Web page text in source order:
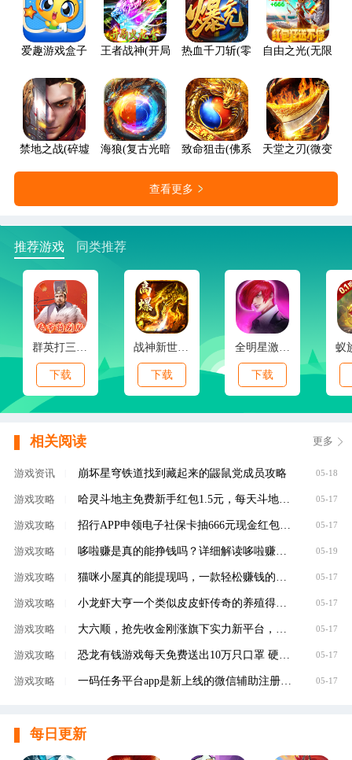
爱趣游戏盒子 王者战神(开局火龙套)热血千刀斩(零氪送赞爆充)
自由之光(无限红
禁地之战(碎墟诸天沉默)海狼(复古光暗福利版)致命狙击(佛系打金养老传奇)
天堂之刃(微变攻
查看更多
推荐游戏 同类推荐
下载
战神新世纪(免赞沉默开荒)
下载 下载
相关阅读 更多
游戏资讯 崩坏星穹铁道找到藏起来的鼹鼠党成员攻略 05-18
游戏攻略 哈灵斗地主免费新手红包1.5元，每天斗地主领元 05-17
游戏攻略 招行APP申领电子社保卡抽666元现金红包，100%有礼 05-17
游戏攻略 哆啦赚是真的能挣钱吗？详细解读哆啦赚是不是 05-19
游戏攻略 05-17
游戏攻略 小龙虾大亨一个类似皮皮虾传奇的养殖得分红虾 05-17
游戏攻略 05-17
游戏攻略 05-17
游戏攻略 一码任务平台app是新上线的微信辅助注册赚钱平 05-17
每日更新